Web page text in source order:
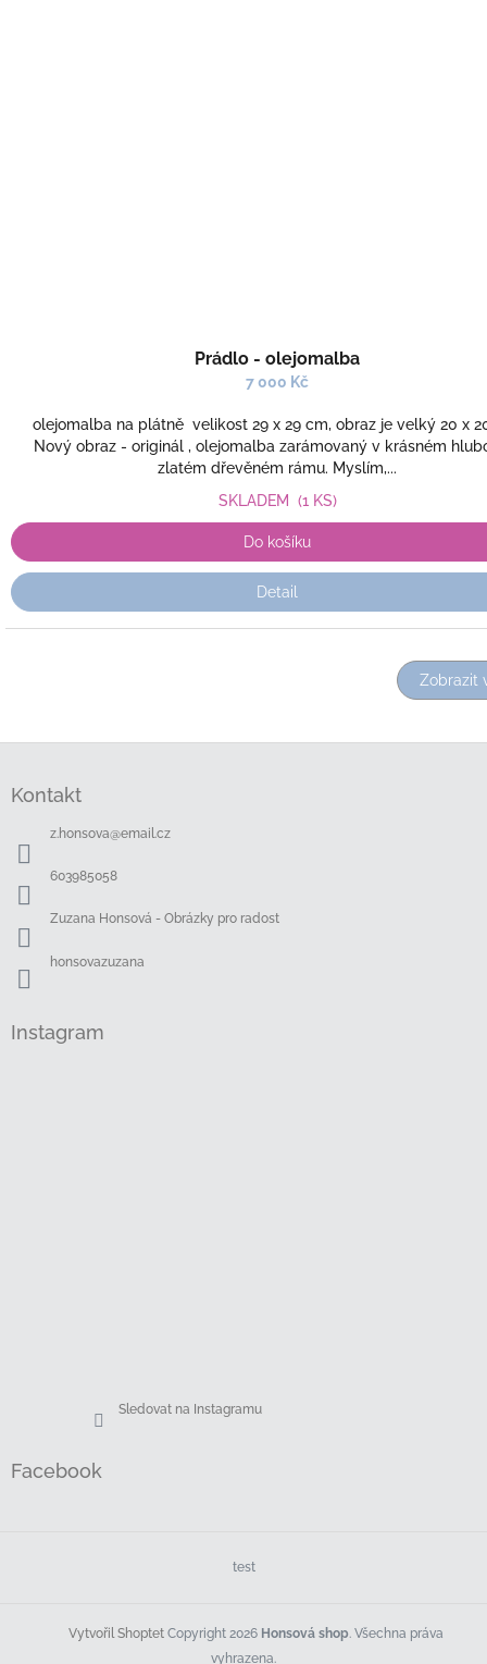
Prádlo - olejomalba
7 000 Kč
olejomalba na plátně velikost 29 x 29 cm, obraz je velký 20 x
Nový obraz - originál , olejomalba zarámovaný v krásném
zlatém dřevěném rámu. Myslím,...
SKLADEM (1 KS)
Do košíku
Detail
Zobrazit
Kontakt
z.honsova@email.cz
603985058
Zuzana Honsová - Obrázky pro radost
honsovazuzana
Instagram
Sledovat na Instagramu
Facebook
test
Vytvořil Shoptet Copyright 2026 Honsová shop. Všechna práva
vyhrazena.